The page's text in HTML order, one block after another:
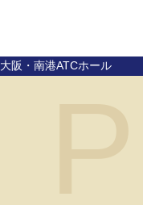
大阪・南港ATCホール